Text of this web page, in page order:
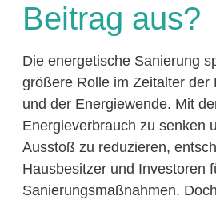
Beitrag aus?
Die energetische Sanierung
größere Rolle im Zeitalter der
und der Energiewende. Mit
Energieverbrauch zu senken
Ausstoß zu reduzieren,
Hausbesitzer und Investoren
Sanierungsmaßnahmen.